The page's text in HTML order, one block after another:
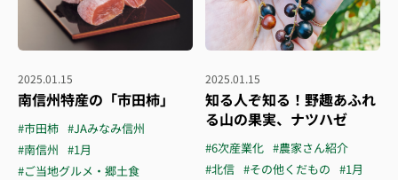
2025.01.15
南信州特産の「市田柿」
#市田柿 #JAみなみ信州
#南信州 #1月
#ご当地グルメ・郷土食
2025.01.15
知る人ぞ知る！野趣あふれ
る山の果実、ナツハゼ
#6次産業化 #農家さん紹介
#北信 #その他くだもの #1月